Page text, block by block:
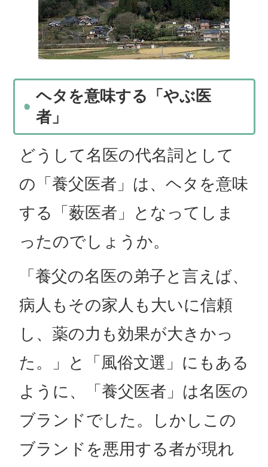
ヘタを意味する「やぶ医
者」
どうして名医の代名詞として
の「養父医者」は、ヘタを意味
する「薮医者」となってしま
ったのでしょうか。
「養父の名医の弟子と言えば、
病人もその家人も大いに信頼
し、薬の力も効果が大きかっ
た。」と「風俗文選」にもある
ように、「養父医者」は名医の
ブランドでした。しかしこの
ブランドを悪用する者が現れ